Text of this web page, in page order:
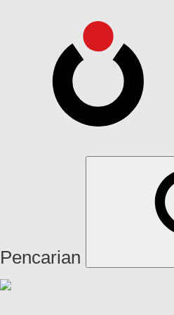
Pencarian